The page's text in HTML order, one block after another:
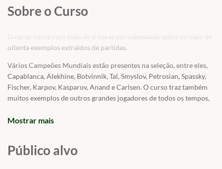
Sobre o Curso
O curso conta com mais de 8 horas em videoaulas sobre os mais de
oitenta exemplos extraídos de partidas.
Vários Campeões Mundiais estão presentes na seleção, entre eles,
Capablanca, Alekhine, Botvinnik, Tal, Smyslov, Petrosian, Spassky,
Fischer, Karpov, Kasparov, Anand e Carlsen. O curso traz também
muitos exemplos de outros grandes jogadores de todos os tempos,
Você também terá acesso à página de downloads, onde poderá
Também estão disponíveis para download e como visor na própria
Mostrar mais
Público alvo